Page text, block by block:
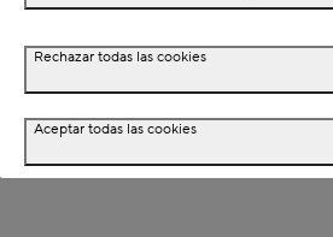
Descripción
Dimensiones
Rechazar todas las cookies
Aceptar todas las cookies